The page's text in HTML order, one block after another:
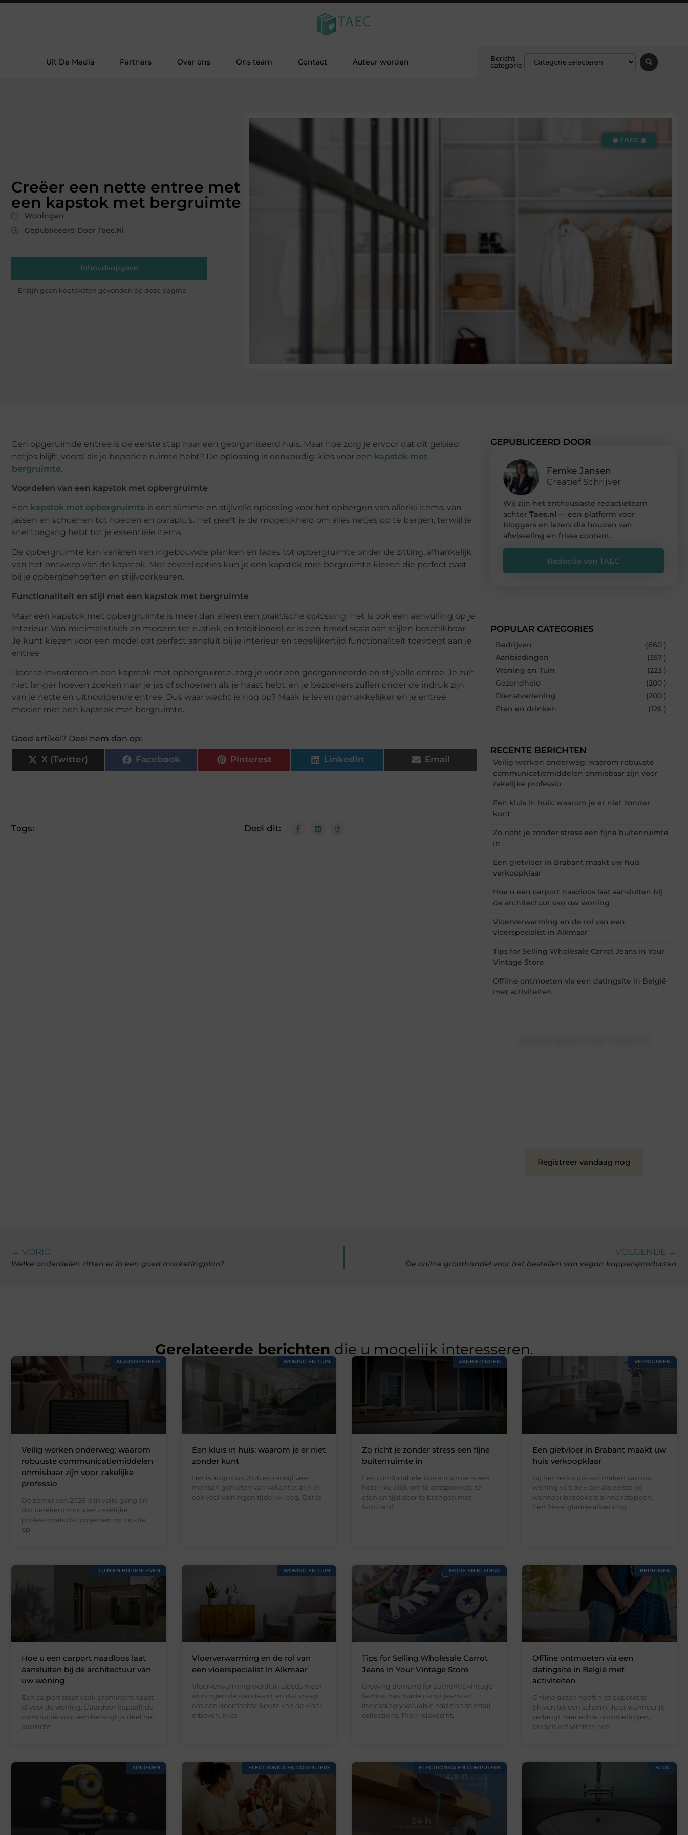
Uit De Media Partners Over ons Ons team Contact Auteur worden
Bericht
categorie
Creëer een nette entree met
een kapstok met bergruimte
Woningen
Gepubliceerd Door Taec.nl
Inhoudsopgave
Er zijn geen kopteksten gevonden op deze pagina.
◉ TAEC ◉
Een opgeruimde entree is de eerste stap naar een georganiseerd huis. Maar hoe zorg je ervoor dat dit gebied
netjes blijft, vooral als je beperkte ruimte hebt? De oplossing is eenvoudig: kies voor een kapstok met
bergruimte.
Voordelen van een kapstok met opbergruimte
Een kapstok met opbergruimte is een slimme en stijlvolle oplossing voor het opbergen van allerlei items, van
jassen en schoenen tot hoeden en paraplu’s. Het geeft je de mogelijkheid om alles netjes op te bergen, terwijl je
snel toegang hebt tot je essentiële items.
De opbergruimte kan variëren van ingebouwde planken en lades tot opbergruimte onder de zitting, afhankelijk
van het ontwerp van de kapstok. Met zoveel opties kun je een kapstok met bergruimte kiezen die perfect past
bij je opbergbehoeften en stijlvoorkeuren.
Functionaliteit en stijl met een kapstok met bergruimte
Maar een kapstok met opbergruimte is meer dan alleen een praktische oplossing. Het is ook een aanvulling op je
interieur. Van minimalistisch en modern tot rustiek en traditioneel, er is een breed scala aan stijlen beschikbaar.
Je kunt kiezen voor een model dat perfect aansluit bij je interieur en tegelijkertijd functionaliteit toevoegt aan je
entree.
Door te investeren in een kapstok met opbergruimte, zorg je voor een georganiseerde en stijlvolle entree. Je zult
niet langer hoeven zoeken naar je jas of schoenen als je haast hebt, en je bezoekers zullen onder de indruk zijn
van je nette en uitnodigende entree. Dus waar wacht je nog op? Maak je leven gemakkelijker en je entree
mooier met een kapstok met bergruimte.
Goed artikel? Deel hem dan op:
X (Twitter) Facebook Pinterest LinkedIn Email
Tags: Deel dit:
GEPUBLICEERD DOOR
Femke Jansen
Creatief Schrijver
Wij zijn het enthousiaste redactieteam
achter Taec.nl — een platform voor
bloggers en lezers die houden van
afwisseling en frisse content.
Redactie van TAEC
POPULAR CATEGORIES
Bedrijven
(660 )
Aanbiedingen
(357 )
Woning en Tuin
(223 )
Gezondheid
(200 )
Dienstverlening
(200 )
Eten en drinken
(126 )
RECENTE BERICHTEN
Veilig werken onderweg: waarom robuuste
communicatiemiddelen onmisbaar zijn voor
zakelijke professio
Een kluis in huis: waarom je er niet zonder
kunt
Zo richt je zonder stress een fijne buitenruimte
in
Een gietvloer in Brabant maakt uw huis
verkoopklaar
Hoe u een carport naadloos laat aansluiten bij
de architectuur van uw woning
Vloerverwarming en de rol van een
vloerspecialist in Alkmaar
Tips for Selling Wholesale Carrot Jeans in Your
Vintage Store
Offline ontmoeten via een datingsite in België
met activiteiten
Registreer vandaag nog
← VORIG
Welke onderdelen zitten er in een goed marketingplan?
VOLGENDE →
De online groothandel voor het bestellen van vegan kappersproducten
Gerelateerde berichten die u mogelijk interesseren.
ALARMSYSTEEM
Veilig werken onderweg: waarom
robuuste communicatiemiddelen
onmisbaar zijn voor zakelijke
professio
De zomer van 2026 is in volle gang en
dat betekent voor veel zakelijke
professionals dat projecten op locatie
op
WONING EN TUIN
Een kluis in huis: waarom je er niet
zonder kunt
Het is augustus 2026 en terwijl veel
mensen genieten van vakantie, zijn er
ook veel woningen tijdelijk leeg. Dat is
AANBIEDINGEN
Zo richt je zonder stress een fijne
buitenruimte in
Een comfortabele buitenruimte is een
heerlijke plek om te ontspannen, te
eten en tijd door te brengen met
familie of
VERBOUWEN
Een gietvloer in Brabant maakt uw
huis verkoopklaar
Bij het verkoopklaar maken van uw
woning valt de vloer als eerste op
wanneer bezoekers binnenstappen.
Een frisse, gladde afwerking
TUIN EN BUITENLEVEN
Hoe u een carport naadloos laat
aansluiten bij de architectuur van
uw woning
Een carport staat vaak prominent naast
of voor de woning. Daardoor bepaalt de
constructie voor een belangrijk deel het
aanzicht
WONING EN TUIN
Vloerverwarming en de rol van
een vloerspecialist in Alkmaar
Vloerverwarming wordt in steeds meer
woningen de standaard, en dat vraagt
om een doordachte keuze van de vloer
erboven. Niet
MODE EN KLEDING
Tips for Selling Wholesale Carrot
Jeans in Your Vintage Store
Growing demand for authentic vintage
fashion has made carrot jeans an
increasingly valuable addition to retail
collections. Their relaxed fit,
BEDRIJVEN
Offline ontmoeten via een
datingsite in België met
activiteiten
Online daten hoeft niet beperkt te
blijven tot een scherm. Juist wanneer je
verlangt naar echte ontmoetingen,
bieden activiteiten een
KINDEREN ELECTRONICA EN COMPUTERS ELECTRONICA EN COMPUTERS BLOG